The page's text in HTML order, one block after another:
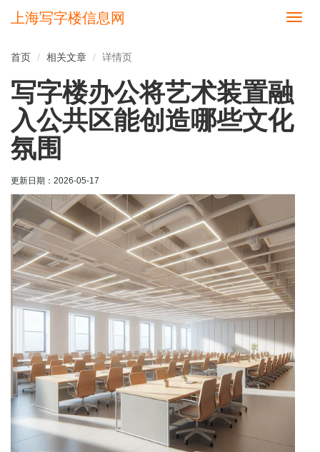
切
上海写字楼信息网
首页 相关文章 详情页
写字楼办公将艺术装置融
入公共区能创造哪些文化
氛围
更新日期： 2026-05-17